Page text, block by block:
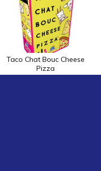
Taco Chat Bouc Cheese
Pizza